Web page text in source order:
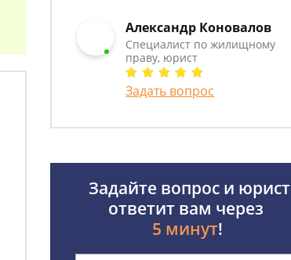
Александр Коновалов
Специалист по жилищному
праву, юрист
Задать вопрос
Задайте вопрос и юрист
ответит вам через
5 минут!